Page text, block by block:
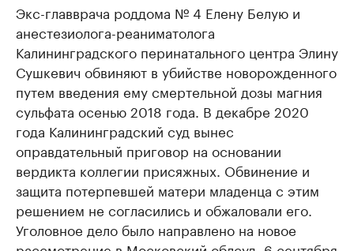
Экс-главврача роддома № 4 Елену Белую и
анестезиолога-реаниматолога
Калининградского перинатального центра Элину
Сушкевич обвиняют в убийстве новорожденного
путем введения ему смертельной дозы магния
сульфата осенью 2018 года. В декабре 2020
года Калининградский суд вынес
оправдательный приговор на основании
вердикта коллегии присяжных. Обвинение и
защита потерпевшей матери младенца с этим
решением не согласились и обжаловали его.
Уголовное дело было направлено на новое